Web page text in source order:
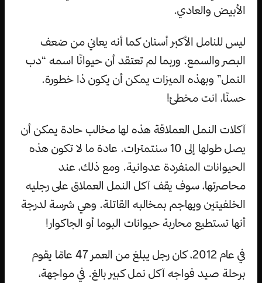
الأبيض والعادي.
ليس للنامل الأكبر أسنان كما أنه يعاني من ضعف
البصر والسمع. وربما لم تعتقد أن حيوانًا اسمه “دب
النمل” وبهذه الميزات يمكن أن يكون ذا خطورة.
حسنًا، انت مخطئ!
آكلات النمل العملاقة هذه لها مخالب حادة يمكن أن
يصل طولها إلى 10 سنتمترات. عادة ما لا تكون هذه
الحيوانات المنفردة عدوانية. ومع ذلك، عند
محاصرتها، سوف يقف آكل النمل العملاق على رجليه
الخلفيتين ويهاجم بمخالبه القاتلة. وهي شرسة لدرجة
أنها تستطيع محاربة حيوانات البوما أو الجاكوار!
في عام 2012، كان رجل يبلغ من العمر 47 عامًا يقوم
برحلة صيد فواجه آكل نمل كبير بالغ. في مواجهة،